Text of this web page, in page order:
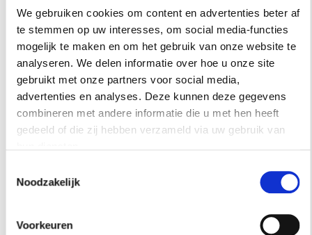
We gebruiken cookies om content en advertenties beter af
te stemmen op uw interesses, om social media-functies
mogelijk te maken en om het gebruik van onze website te
analyseren. We delen informatie over hoe u onze site
gebruikt met onze partners voor social media,
advertenties en analyses. Deze kunnen deze gegevens
combineren met andere informatie die u met hen heeft
gedeeld of die zij hebben verzameld via uw gebruik van
Noodzakelijk
Voorkeuren
maar ik zou eigenlijk ook wel graag een cursus
tuinieren willen volgen. Zodat ik die kant, dus
de botanie, de biologie, ook beter ga begrijpen.
Dat zou dan meer voor mezelf zijn, dat hoeft
niet per se publiek te worden.’
Kijkhiervoor meer informatie.
producten die wij zelf ook fantastisch vinden. Lees